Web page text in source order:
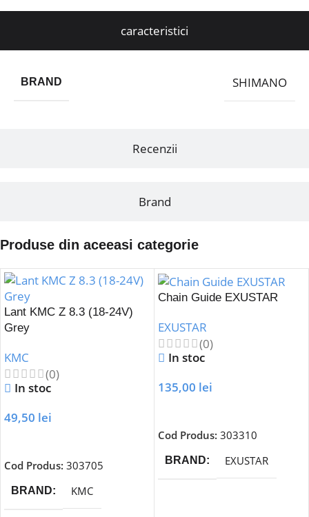
caracteristici
Recenzii
Brand
BRAND SHIMANO
Produse din aceeasi categorie
Lant KMC Z 8.3 (18-24V)
Grey
KMC
(0)
In stoc
49,50 lei
Cod Produs: 303705
BRAND KMC
Chain Guide EXUSTAR
EXUSTAR
(0)
In stoc
135,00 lei
Cod Produs: 303310
BRAND EXUSTAR